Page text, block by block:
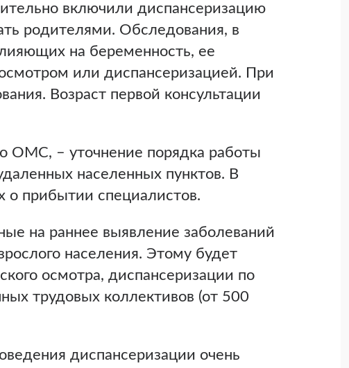
включили диспансеризацию
родителями. Обследования, в
на беременность, ее
или диспансеризацией. При
Возраст первой консультации
ОМС, – уточнение порядка работы
населенных пунктов. В
о прибытии специалистов.
на раннее выявление заболеваний
населения. Этому будет
осмотра, диспансеризации по
трудовых коллективов (от 500
диспансеризации очень